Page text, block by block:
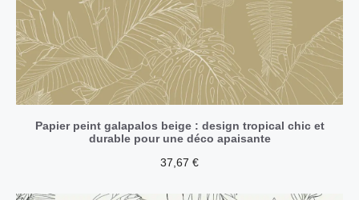
Papier peint galapalos beige : design tropical chic et
durable pour une déco apaisante
37,67 €